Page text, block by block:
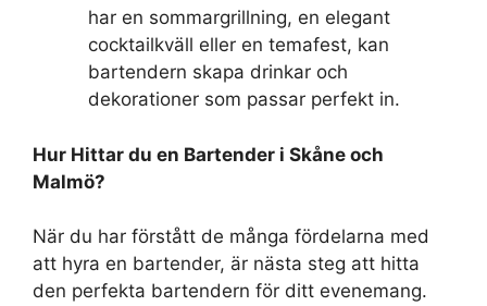
har en sommargrillning, en elegant
cocktailkväll eller en temafest, kan
bartendern skapa drinkar och
dekorationer som passar perfekt in.
Hur Hittar du en Bartender i Skåne och
Malmö?
När du har förstått de många fördelarna med
att hyra en bartender, är nästa steg att hitta
den perfekta bartendern för ditt evenemang.